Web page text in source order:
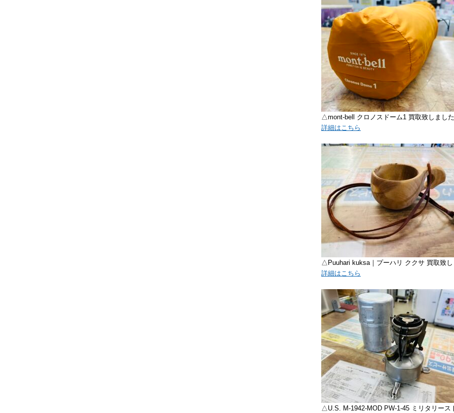
△mont-bell クロノスドーム1 買取致しました
詳細はこちら
△Puuhari kuksa｜プーハリ ククサ 買取致
詳細はこちら
△U.S. M-1942-MOD PW-1-45 ミリタリース